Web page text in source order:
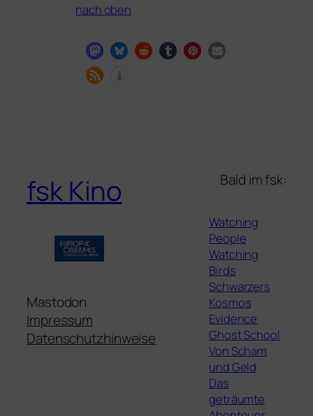
nach oben
fsk Kino
Mastodon
Impressum
Datenschutzhinweise
Bald im fsk:
Watching
People
Watching
Birds
Schwarzers
Kosmos
Evidence
Ghost School
Von Scham
und Geld
Das
geträumte